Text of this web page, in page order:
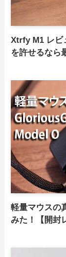
Xtrfy M1 レビ
を許せるなら
軽量マウスの
みた！【開封